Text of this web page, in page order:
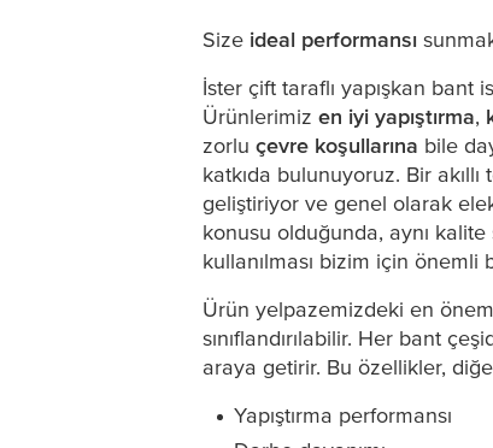
Size ideal performansı
İster çift taraflı yapışkan bant
Ürünlerimiz en iyi yapıştırma,
zorlu çevre koşullarına bile
katkıda bulunuyoruz. Bir
geliştiriyor ve genel olarak
konusu olduğunda, aynı
kullanılması bizim için önemli
Ürün yelpazemizdeki en
sınıflandırılabilir. Her bant
araya getirir. Bu özellikler,
Yapıştırma performansı